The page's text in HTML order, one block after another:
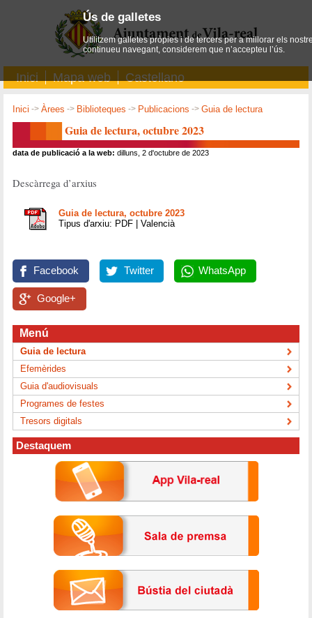
Inici Mapa web Castellano
Inici ->Àrees -> Biblioteques -> Publicacions ->Guia de lectura
Guia de lectura, octubre 2023
data de publicació a la web: dilluns, 2 d'octubre de 2023
Descàrrega d’arxius
Guia de lectura, octubre 2023
Tipus d'arxiu: PDF | Valencià
Facebook Twitter WhatsApp
Google+
Menú
Guia de lectura
Efemèrides
Guia d'audiovisuals
Programes de festes
Tresors digitals
Destaquem
Ús de galletes
Utilitzem galletes pròpies i de tercers per a millorar els
continueu navegant, considerem que n’accepteu l’ús.